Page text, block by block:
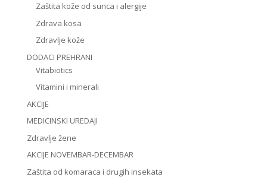
Zaštita kože od sunca i alergije
Zdrava kosa
Zdravlje kože
DODACI PREHRANI
Vitabiotics
Vitamini i minerali
AKCIJE
MEDICINSKI UREDAJI
Zdravlje žene
AKCIJE NOVEMBAR-DECEMBAR
Zaštita od komaraca i drugih insekata